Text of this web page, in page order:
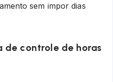
sem impor dias
de controle de horas